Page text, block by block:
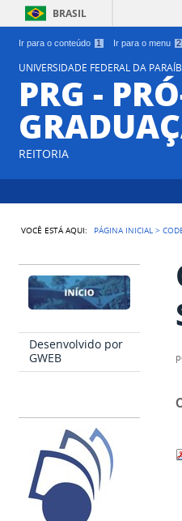
Ir para o conteúdo 1 Ir para o menu 2
BRASIL
UNIVERSIDADE FEDERAL DA
PRG -
REITORIA
VOCÊ ESTÁ AQUI: PÁGINA INICIAL >
Desenvolvido por
GWEB